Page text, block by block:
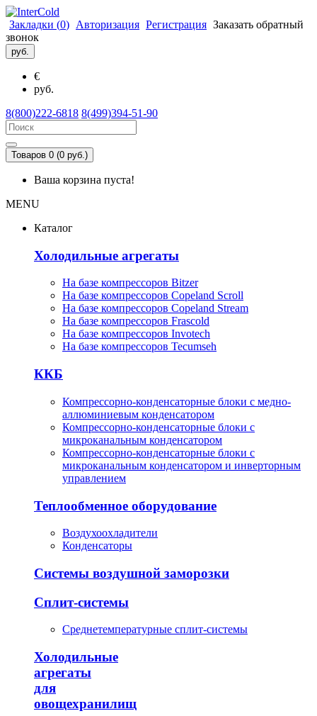
Закладки (0) Авторизация Регистрация Заказать обратный
звонок
руб.
€
руб.
8(800)222-6818 8(499)394-51-90
Товаров 0 (0 руб.)
Ваша корзина пуста!
MENU
Каталог
Холодильные агрегаты
На базе компрессоров Bitzer
На базе компрессоров Copeland Scroll
На базе компрессоров Copeland Stream
На базе компрессоров Frascold
На базе компрессоров Invotech
На базе компрессоров Tecumseh
ККБ
Компрессорно-конденсаторные блоки с медно-
аллюминиевым конденсатором
Компрессорно-конденсаторные блоки с
микроканальным конденсатором
Компрессорно-конденсаторные блоки с
микроканальным конденсатором и инверторным
управлением
Теплообменное оборудование
Воздухоохладители
Конденсаторы
Системы воздушной заморозки
Сплит-системы
Среднетемпературные сплит-системы
Холодильные
агрегаты
для
овощехранилищ